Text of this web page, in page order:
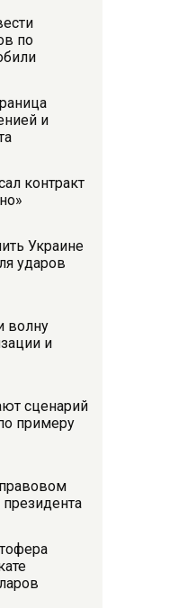
по
и
контракт
Украине
ударов
волну
и
сценарий
примеру